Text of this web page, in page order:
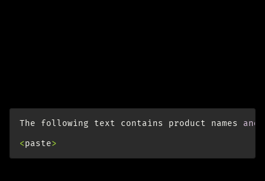
The following text contains product names and
<paste>